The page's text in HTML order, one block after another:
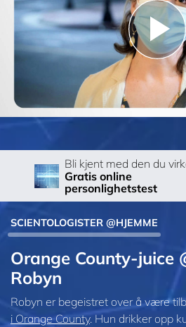
Bli kjent med den du
Gratis online
personlighetstest
SCIENTOLOGISTER @HJEMME
Orange County-juice
Robyn
Robyn er begeistret over å være
i Orange County. Hun drikker opp